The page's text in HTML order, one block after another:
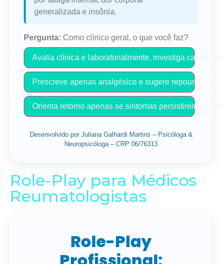
generalizada e insônia.
Pergunta: Como clínico geral, o que você faz?
Avalia clínica e laboratorialmente, investiga causas
Prescreve apenas analgésico e sugere repouso.
Orienta retorno apenas se sintomas persistirem por
Desenvolvido por Juliana Galhardi Martins – Psicóloga &
Neuropsicóloga – CRP 06/76313
Role-Play para Médicos
Reumatologistas
Role-Play